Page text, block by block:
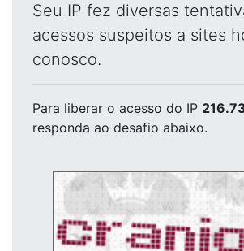
Seu IP fez diversas
acessos suspeitos a sites
conosco.
Para liberar o acesso do IP
responda ao desafio abaixo.